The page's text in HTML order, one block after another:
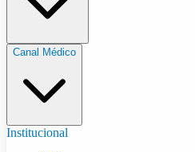
Canal Médico
Institucional